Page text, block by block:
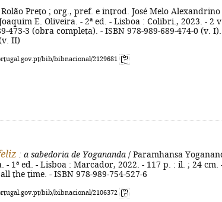
Preto ; org., pref. e introd. José Melo Alexandrino
E. Oliveira. - 2ª ed. - Lisboa : Colibri., 2023. - 2
473-3 (obra completa). - ISBN 978-989-689-474-0 (v.
II)
bib/bibnacional/2129681
: a sabedoria de Yogananda / Paramhansa
- 1ª ed. - Lisboa : Marcador, 2022. - 117 p. : il. ; 24 cm.
the time. - ISBN 978-989-754-527-6
bib/bibnacional/2106372